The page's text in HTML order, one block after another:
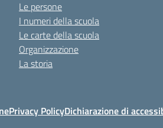
Le persone
I numeri della scuola
Le carte della scuola
Organizzazione
La storia
Privacy PolicyDichiarazione di